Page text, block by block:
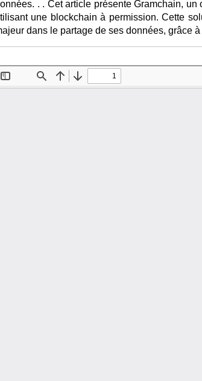
. . Cet article présente Gramchain,
une blockchain à permission. Cette
dans le partage de ses données, grâce